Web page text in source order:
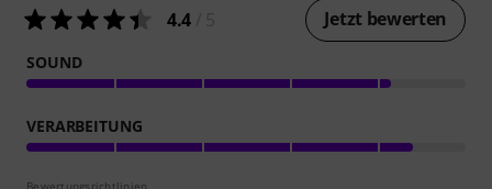
4.4 Jetzt bewerten
SOUND
VERARBEITUNG
Bewertungsrichtlinien